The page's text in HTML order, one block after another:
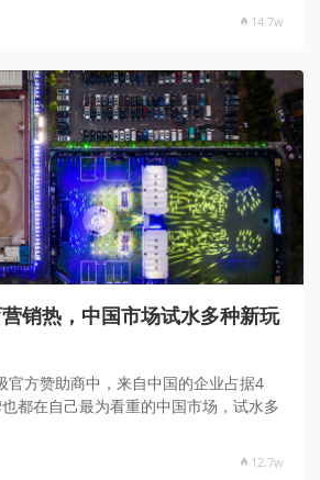
14.7w
销热，中国市场试水多种新玩
官方赞助商中，来自中国的企业占据4
都在自己最为看重的中国市场，试水多
12.7w